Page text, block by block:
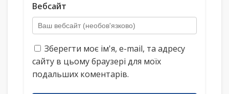
Вебсайт
Зберегти моє ім'я, e-mail, та адресу
сайту в цьому браузері для моїх
подальших коментарів.